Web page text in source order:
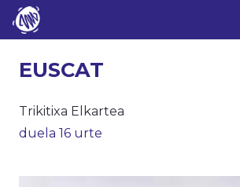
EUSCAT
Trikitixa Elkartea
duela 16 urte